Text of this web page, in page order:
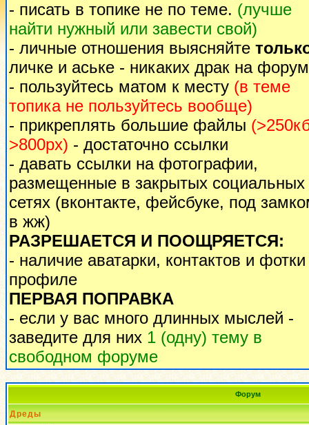
- писать в топике не по теме. (лучше
найти нужный или завести свой)
- личные отношения выясняйте
личке и аське - никаких драк на
- пользуйтесь матом к месту (в теме
топика не пользуйтесь вообще)
- прикреплять большие файлы
>800px) - достаточно ссылки
- давать ссылки на фотографии,
размещенные в закрытых социальных
сетях (вконтакте, фейсбуке, под
в жж)
РАЗРЕШАЕТСЯ И ПООЩРЯЕТСЯ:
- наличие аватарки, контактов и
профиле
ПЕРВАЯ ПОПРАВКА
- если у вас много длинных мыслей -
заведите для них 1 (одну) тему в
свободном форуме
Форум
Дреды